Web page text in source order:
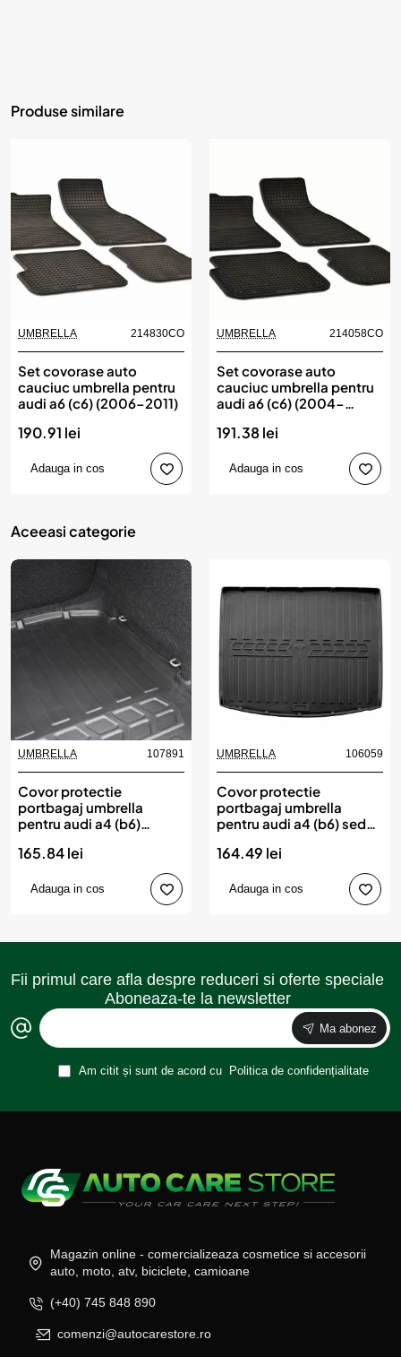
Produse similare
UMBRELLA 214830CO
Set covorase auto
cauciuc umbrella pentru
audi a6 (c6) (2006-2011)
190.91 lei
Adauga in cos
UMBRELLA 214058CO
Set covorase auto
cauciuc umbrella pentru
audi a6 (c6) (2004-
191.38 lei
Adauga in cos
Aceeasi categorie
UMBRELLA 107891
Covor protectie
portbagaj umbrella
pentru audi a4 (b6)
165.84 lei
Adauga in cos
UMBRELLA 106059
Covor protectie
portbagaj umbrella
pentru audi a4 (b6) sedan
164.49 lei
Adauga in cos
Fii primul care afla despre reduceri si oferte speciale
Aboneaza-te la newsletter
Ma abonez
Am citit și sunt de acord cu Politica de confidențialitate
Magazin online - comercializeaza cosmetice si accesorii
auto, moto, atv, biciclete, camioane
(+40) 745 848 890
comenzi@autocarestore.ro